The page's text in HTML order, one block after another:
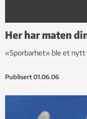
Her har maten
«Sporbarhet» ble et nytt
Publisert 01.06.06